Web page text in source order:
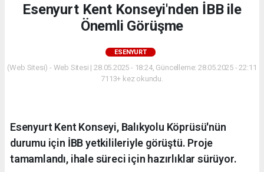
Esenyurt Kent Konseyi'nden İBB ile
Önemli Görüşme
ESENYURT
(Web Sitesi) - Web Sitesi | 28.05.2025 - 18:24, Güncelleme: 28.05.2025 - 22:11
7113+ kez okundu.
Esenyurt Kent Konseyi, Balıkyolu Köprüsü'nün
durumu için İBB yetkilileriyle görüştü. Proje
tamamlandı, ihale süreci için hazırlıklar sürüyor.